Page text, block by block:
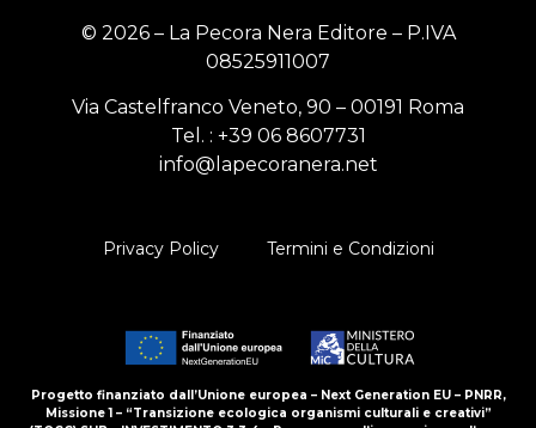
© 2026 – La Pecora Nera Editore – P.IVA
08525911007
Via Castelfranco Veneto, 90 – 00191 Roma
Tel. : +39 06 8607731
info@lapecoranera.net
Privacy Policy Termini e Condizioni
Progetto finanziato dall’Unione europea – Next Generation EU – PNRR,
Missione 1 – “Transizione ecologica organismi culturali e creativi”